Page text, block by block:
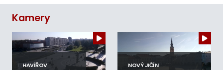
Kamery
HAVÍŘOV NOVÝ JIČÍN